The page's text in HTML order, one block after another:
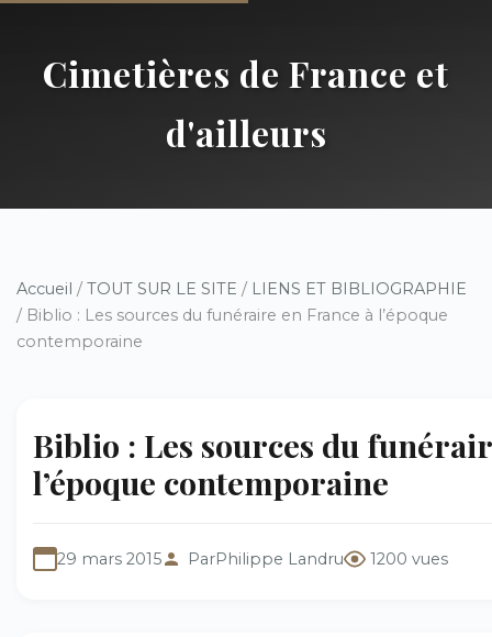
Cimetières de France et
d'ailleurs
Accueil / TOUT SUR LE SITE / LIENS ET BIBLIOGRAPHIE
/ Biblio : Les sources du funéraire en France à l’époque
contemporaine
Biblio : Les sources du
l’époque contemporaine
29 mars 2015 ParPhilippe Landru 1200 vues